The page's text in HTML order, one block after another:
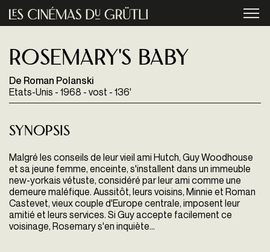
Aller au contenu principal
Rosemary's baby
De Roman Polanski
Etats-Unis - 1968 - vost - 136'
Synopsis
Malgré les conseils de leur vieil ami Hutch, Guy Woodhouse
et sa jeune femme, enceinte, s'installent dans un immeuble
new-yorkais vétuste, considéré par leur ami comme une
demeure maléfique. Aussitôt, leurs voisins, Minnie et Roman
Castevet, vieux couple d'Europe centrale, imposent leur
amitié et leurs services. Si Guy accepte facilement ce
voisinage, Rosemary s'en inquiète...